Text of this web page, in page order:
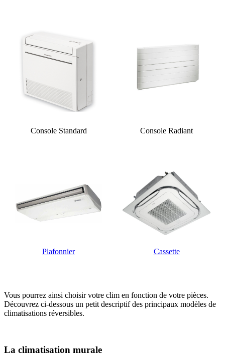
Console Standard Console Radiant
Plafonnier Cassette
Vous pourrez ainsi choisir votre clim en fonction de votre pièces.
Découvrez ci-dessous un petit descriptif des principaux modèles de
climatisations réversibles.
La climatisation murale